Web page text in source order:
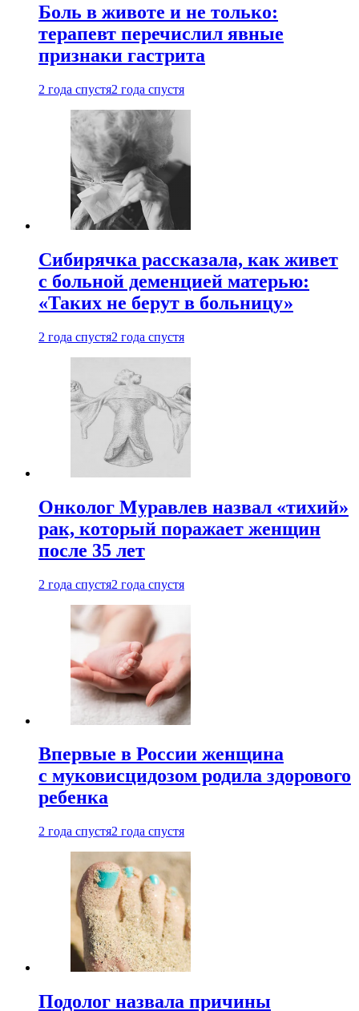
Боль в животе и не только:
терапевт перечислил явные
признаки гастрита
2 года спустя2 года спустя
Сибирячка рассказала, как живет
с больной деменцией матерью:
«Таких не берут в больницу»
2 года спустя2 года спустя
Онколог Муравлев назвал «тихий»
рак, который поражает женщин
после 35 лет
2 года спустя2 года спустя
Впервые в России женщина
с муковисцидозом родила здорового
ребенка
2 года спустя2 года спустя
Подолог назвала причины